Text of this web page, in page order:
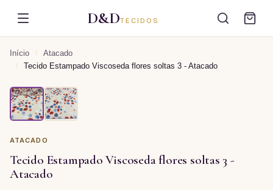
D&DTECIDOS
Início / Atacado
/ Tecido Estampado Viscoseda flores soltas 3 - Atacado
ATACADO
Tecido Estampado Viscoseda flores soltas 3 -
Atacado